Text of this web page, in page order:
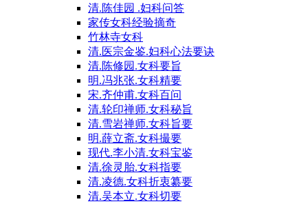
清.陈佳园 .妇科问答
家传女科经验摘奇
竹林寺女科
清.医宗金鉴.妇科心法要诀
清.陈修园.女科要旨
明.冯兆张.女科精要
宋.齐仲甫.女科百问
清.轮印禅师.女科秘旨
清.雪岩禅师.女科旨要
明.薛立斋.女科撮要
现代.李小清.女科宝鉴
清.徐灵胎.女科指要
清.凌德.女科折衷纂要
清.吴本立.女科切要